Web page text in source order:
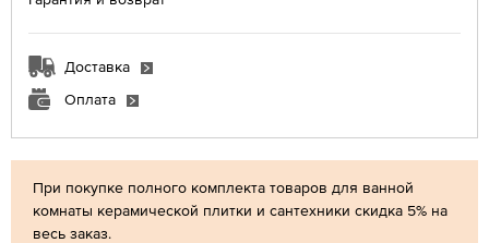
При покупке полного комплекта товаров для ванной
комнаты керамической плитки и сантехники скидка 5% на
весь заказ.
Доставка
Оплата